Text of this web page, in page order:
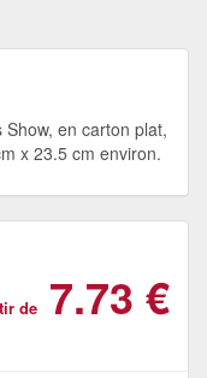
en carton plat,
x 23.5 cm environ.
de 7.73 €